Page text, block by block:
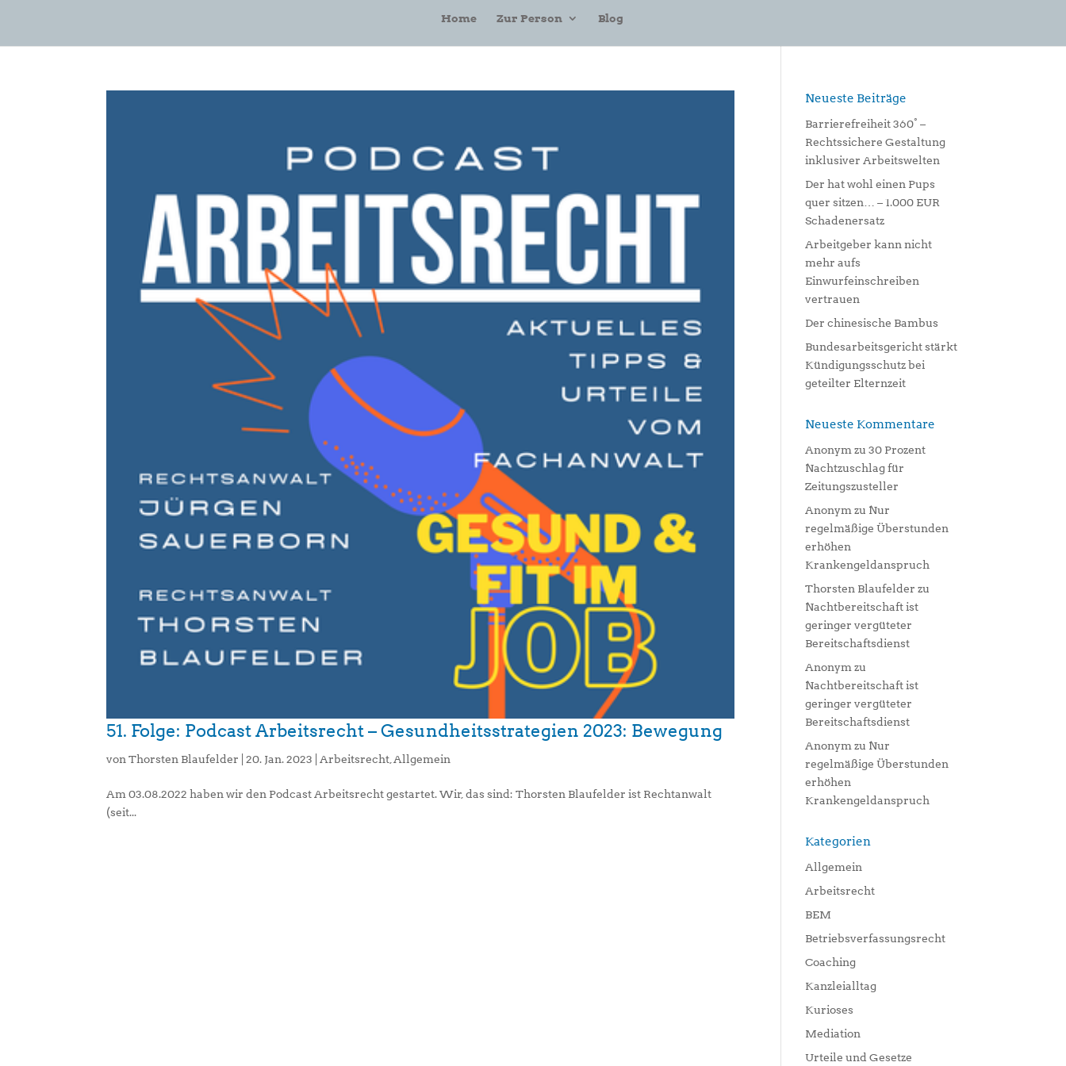
Home Zur Person Blog
51. Folge: Podcast Arbeitsrecht – Gesundheitsstrategien 2023: Bewegung
vonThorsten Blaufelder |20. Jan. 2023 Arbeitsrecht Allgemein
Am 03.08.2022 haben wir den Podcast Arbeitsrecht gestartet. Wir, das sind: Thorsten Blaufelder ist Rechtanwalt
(seit...
Neueste Beiträge
Barrierefreiheit 360° –
Rechtssichere Gestaltung
inklusiver Arbeitswelten
Der hat wohl einen Pups
quer sitzen… – 1.000 EUR
Schadenersatz
Arbeitgeber kann nicht
mehr aufs
Einwurfeinschreiben
vertrauen
Der chinesische Bambus
Bundesarbeitsgericht stärkt
Kündigungsschutz bei
geteilter Elternzeit
Neueste Kommentare
Anonym zu30 Prozent
Nachtzuschlag für
Zeitungszusteller
Anonym zu Nur
regelmäßige Überstunden
erhöhen
Krankengeldanspruch
Thorsten Blaufelder zu
Nachtbereitschaft ist
geringer vergüteter
Bereitschaftsdienst
Anonym zu
Nachtbereitschaft ist
geringer vergüteter
Bereitschaftsdienst
Anonym zu Nur
regelmäßige Überstunden
erhöhen
Krankengeldanspruch
Kategorien
Allgemein
Arbeitsrecht
BEM
Betriebsverfassungsrecht
Coaching
Kanzleialltag
Kurioses
Mediation
Urteile und Gesetze